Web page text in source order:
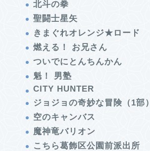
北斗の拳
聖闘士星矢
きまぐれオレンジ★ロード
燃える！ お兄さん
ついでにとんちんかん
魁！ 男塾
CITY HUNTER
ジョジョの奇妙な冒険（1部）
空のキャンバス
魔神竜バリオン
こちら葛飾区公園前派出所